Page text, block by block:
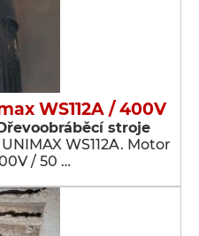
WS112A / 400V
stroje
WS112A. Motor
/ 50 …